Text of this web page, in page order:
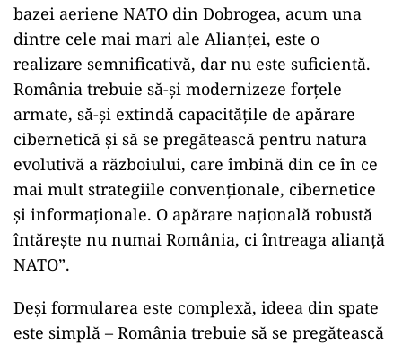
bazei aeriene NATO din Dobrogea, acum una
dintre cele mai mari ale Alianței, este o
realizare semnificativă, dar nu este suficientă.
România trebuie să-și modernizeze forțele
armate, să-și extindă capacitățile de apărare
cibernetică și să se pregătească pentru natura
evolutivă a războiului, care îmbină din ce în ce
mai mult strategiile convenționale, cibernetice
și informaționale. O apărare națională robustă
întărește nu numai România, ci întreaga alianță
NATO”.
Deși formularea este complexă, ideea din spate
este simplă – România trebuie să se pregătească